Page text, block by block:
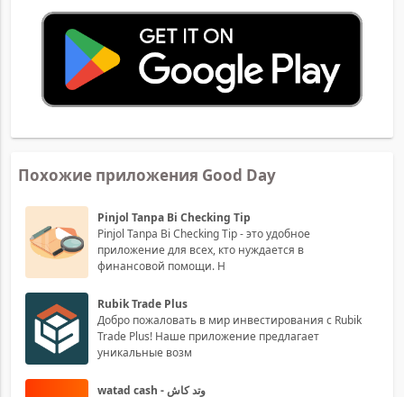
Похожие приложения Good Day
Pinjol Tanpa Bi Checking Tip
Pinjol Tanpa Bi Checking Tip - это удобное
приложение для всех, кто нуждается в
финансовой помощи. Н
Rubik Trade Plus
Добро пожаловать в мир инвестирования с Rubik
Trade Plus! Наше приложение предлагает
уникальные возм
watad cash - وتد كاش